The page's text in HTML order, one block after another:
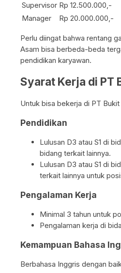
Supervisor Rp 12.500.000,-
Manager
Rp 20.000.000,-
Perlu diingat bahwa rentang
Asam bisa berbeda-beda
pendidikan karyawan.
Syarat Kerja di PT
Untuk bisa bekerja di PT
Pendidikan
Lulusan D3 atau S1 di
bidang terkait lainnya.
Lulusan D3 atau S1 di
terkait lainnya untuk
Pengalaman Kerja
Minimal 3 tahun untuk
Pengalaman kerja di
Kemampuan Bahasa
Berbahasa Inggris dengan